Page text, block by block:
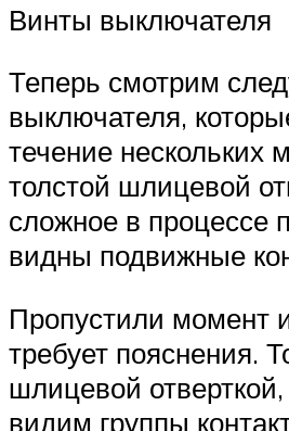
Винты выключателя
Теперь смотрим
выключателя,
течение нескольких
толстой шлицевой
сложное в процессе
видны подвижные
Пропустили момент
требует пояснения.
шлицевой
видим группы